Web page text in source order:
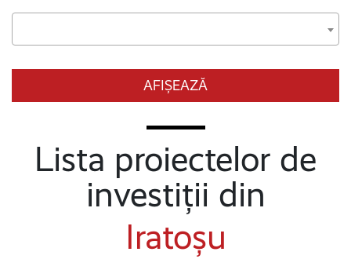
AFIȘEAZĂ
Lista proiectelor de
investiții din
Iratoșu